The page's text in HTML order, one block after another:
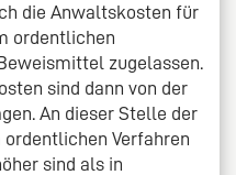
die Anwaltskosten für
ordentlichen
zugelassen.
sind dann von der
An dieser Stelle der
ordentlichen Verfahren
sind als in